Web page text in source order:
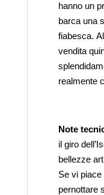
hanno un
barca una
fiabesca.
vendita
realmente
Note
il giro
bellezze
Se vi piace
pernottare